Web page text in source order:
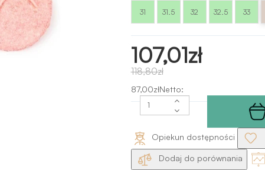
31 31.5 32 32.5 33
107,01zł
118,80zł
87,00złNetto:
Opiekun dostępności
Dodaj do porównania